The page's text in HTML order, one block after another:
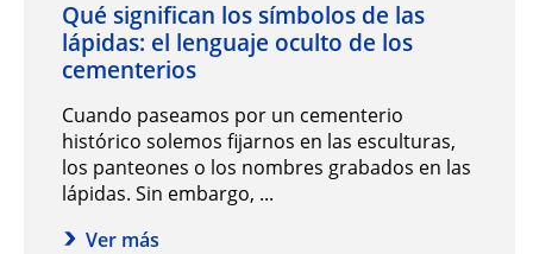
Qué significan los símbolos de las
lápidas: el lenguaje oculto de los
cementerios
Cuando paseamos por un cementerio
histórico solemos fijarnos en las esculturas,
los panteones o los nombres grabados en las
lápidas. Sin embargo, ...
Ver más